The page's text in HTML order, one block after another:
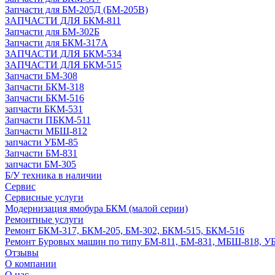
Запчасти для БМ-205Д (БМ-205В)
ЗАПЧАСТИ ДЛЯ БКМ-811
Запчасти для БМ-302Б
Запчасти для БКМ-317А
ЗАПЧАСТИ ДЛЯ БКМ-534
ЗАПЧАСТИ ДЛЯ БКМ-515
Запчасти БМ-308
Запчасти БКМ-318
Запчасти БКМ-516
запчасти БКМ-531
Запчасти ПБКМ-511
Запчасти МБШ-812
запчасти УБМ-85
Запчасти БМ-831
запчасти БМ-305
Б/У техника в наличии
Сервис
Сервисные услуги
Модернизация ямобура БКМ (малой серии)
Ремонтные услуги
Ремонт БКМ-317, БКМ-205, БМ-302, БКМ-515, БКМ-516
Ремонт Буровых машин по типу БМ-811, БМ-831, МБШ-818,
Отзывы
О компании